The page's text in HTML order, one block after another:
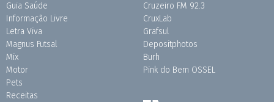
Guia Saúde
Informação Livre
Letra Viva
Magnus Futsal
Mix
Motor
Pets
Receitas
Cruzeiro FM 92.3
CruxLab
Grafsul
Depositphotos
Burh
Pink do Bem OSSEL